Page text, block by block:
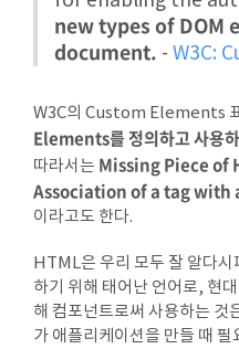
new types of DOM
document. - W3C:
W3C의 Custom Elements
Elements를 정의하고 사용
따라서는 Missing Piece of
Association of a tag with a
이라고도 한다.
HTML은 우리 모두 잘 알다
하기 위해 태어난 언어로, 현
해 컴포넌트로써 사용하는 것
가 애플리케이션을 만들 때